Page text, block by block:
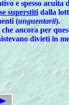
e spesso
superstitidalla
(unguentarii).
ancora per
divieti in